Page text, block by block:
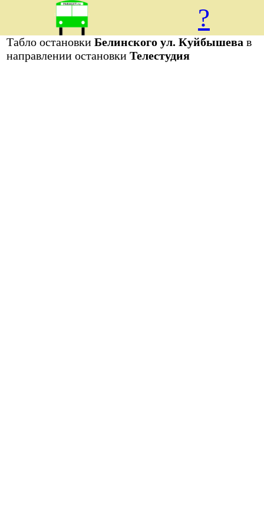
?
Табло остановкиБелинского ул. Куйбышевав
направлении остановкиТелестудия